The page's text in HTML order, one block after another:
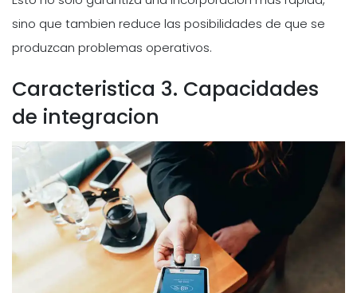
sino que tambien reduce las posibilidades de que se
produzcan problemas operativos.
Caracteristica 3. Capacidades
de integracion